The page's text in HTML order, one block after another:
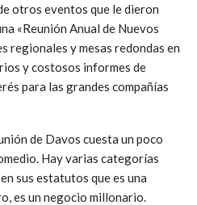
otros eventos que le dieron
«Reunión Anual de Nuevos
regionales y mesas redondas en
y costosos informes de
para las grandes compañías
de Davos cuesta un poco
Hay varias categorías
sus estatutos que es una
es un negocio millonario.